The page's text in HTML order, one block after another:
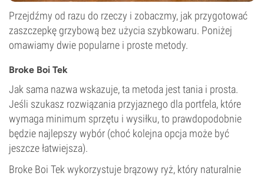
Przejdźmy od razu do rzeczy i zobaczmy, jak przygotować
zaszczepkę grzybową bez użycia szybkowaru. Poniżej
omawiamy dwie popularne i proste metody.
Broke Boi Tek
Jak sama nazwa wskazuje, ta metoda jest tania i prosta.
Jeśli szukasz rozwiązania przyjaznego dla portfela, które
wymaga minimum sprzętu i wysiłku, to prawdopodobnie
będzie najlepszy wybór (choć kolejna opcja może być
jeszcze łatwiejsza).
Broke Boi Tek wykorzystuje brązowy ryż, który naturalnie